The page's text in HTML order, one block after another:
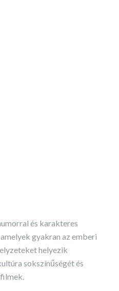
és karakteres
gyakran az emberi
helyezik
sokszínűségét és